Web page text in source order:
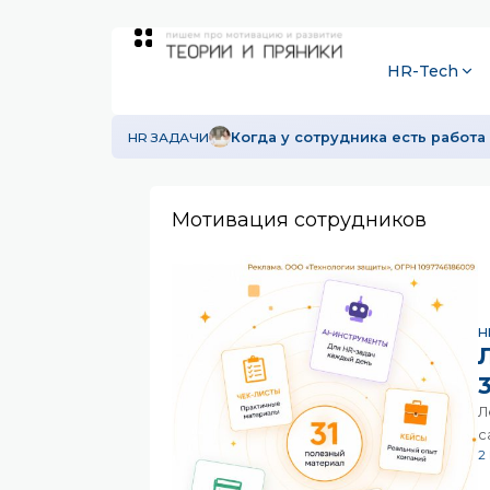
HR-Tech
HR ЗАДАЧИ Когда у сотрудника есть
Мотивация сотрудников
2